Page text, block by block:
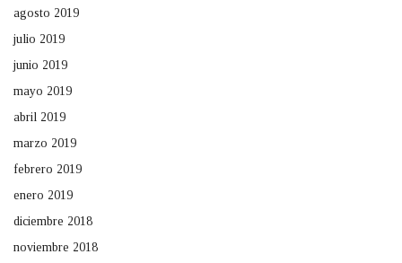
agosto 2019
julio 2019
junio 2019
mayo 2019
abril 2019
marzo 2019
febrero 2019
enero 2019
diciembre 2018
noviembre 2018